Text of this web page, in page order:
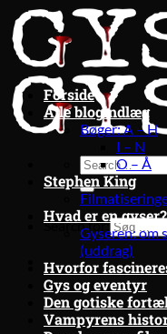
Fortsæt
til
indhold
Search for:
Forside
Alle blogindlæg
Bøger: A – H
I – N
O – Å
Stephen King
Hvad er en gyser?
Gyseren: om
(uddrag)
Hvorfor
Gys og eventyr
Den gotiske
Vampyrens